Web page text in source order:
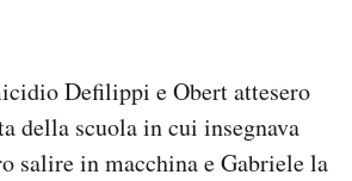
Defilippi e Obert attesero
della scuola in cui insegnava
salire in macchina e Gabriele la